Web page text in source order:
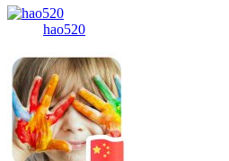
hao520